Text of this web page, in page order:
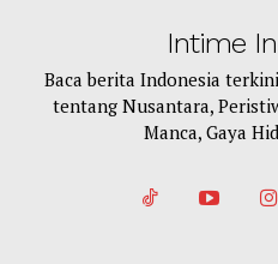
Intime
Baca berita Indonesia
tentang Nusantara,
Manca, Gaya